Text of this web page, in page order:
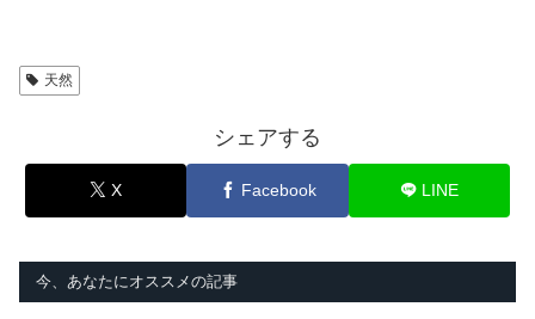
天然
シェアする
X Facebook LINE
今、あなたにオススメの記事